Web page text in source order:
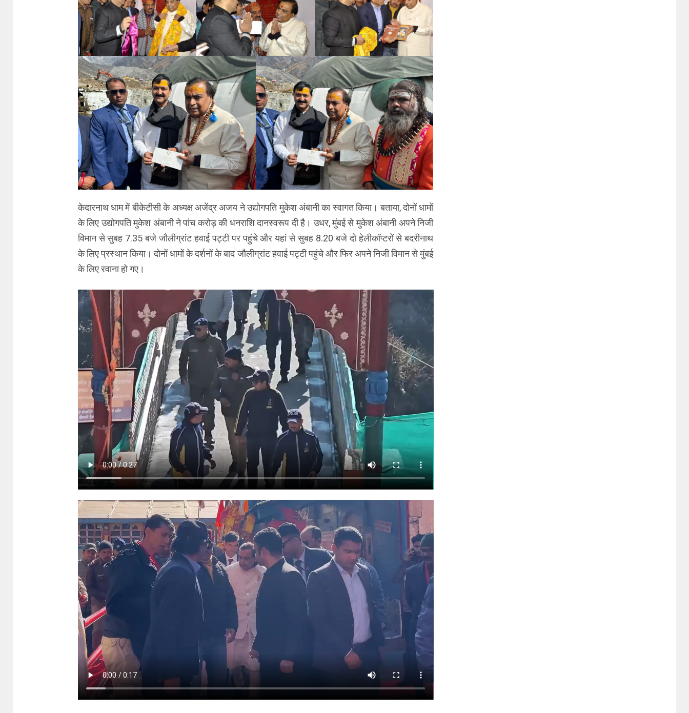
केदारनाथ धाम में बीकेटीसी के अध्यक्ष अजेंद्र अजय ने उद्योगपति मुकेश अंबानी का स्वागत किया। बताया, दोनों धामों
के लिए उद्योगपति मुकेश अंबानी ने पांच करोड़ की धनराशि दानस्वरूप दी है। उधर, मुंबई से मुकेश अंबानी अपने निजी
विमान से सुबह 7.35 बजे जौलीग्रांट हवाई पट्टी पर पहुंचे और यहां से सुबह 8.20 बजे दो हेलीकॉप्टरों से बदरीनाथ
के लिए प्रस्थान किया। दोनों धामों के दर्शनों के बाद जौलीग्रांट हवाई पट्टी पहुंचे और फिर अपने निजी विमान से मुंबई
के लिए रवाना हो गए।